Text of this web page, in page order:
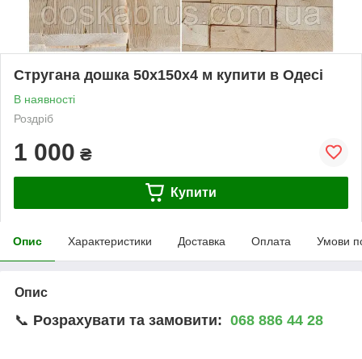
Стругана дошка 50х150х4 м купити в Одесі
В наявності
Роздріб
1 000 ₴
Купити
Опис Характеристики Доставка Оплата Умови
Опис
📞 Розрахувати та замовити: 068 886 44 28